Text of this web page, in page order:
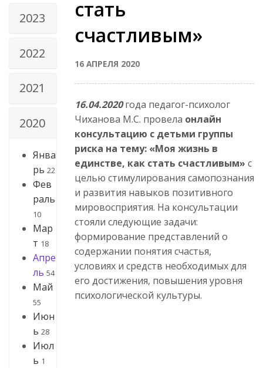
2023
2022
2021
2020
Янва
рь 22
Фев
раль
10
Мар
т 18
Апре
ль 54
Май
55
Июн
ь 28
Июл
ь 1
стать
счастливым»
16 АПРЕЛЯ 2020
16.04.2020года педагог-психолог
Чиханова М.С. провела онлайн
консультацию с детьми группы
риска на тему: «Моя жизнь в
единстве, как стать счастливым» с
целью стимулирования самопознания
и развития навыков позитивного
мировосприятия. На консультации
стояли следующие задачи:
формирование представлений о
содержании понятия счастья,
условиях и средств необходимых для
его достижения, повышения уровня
психологической культуры.